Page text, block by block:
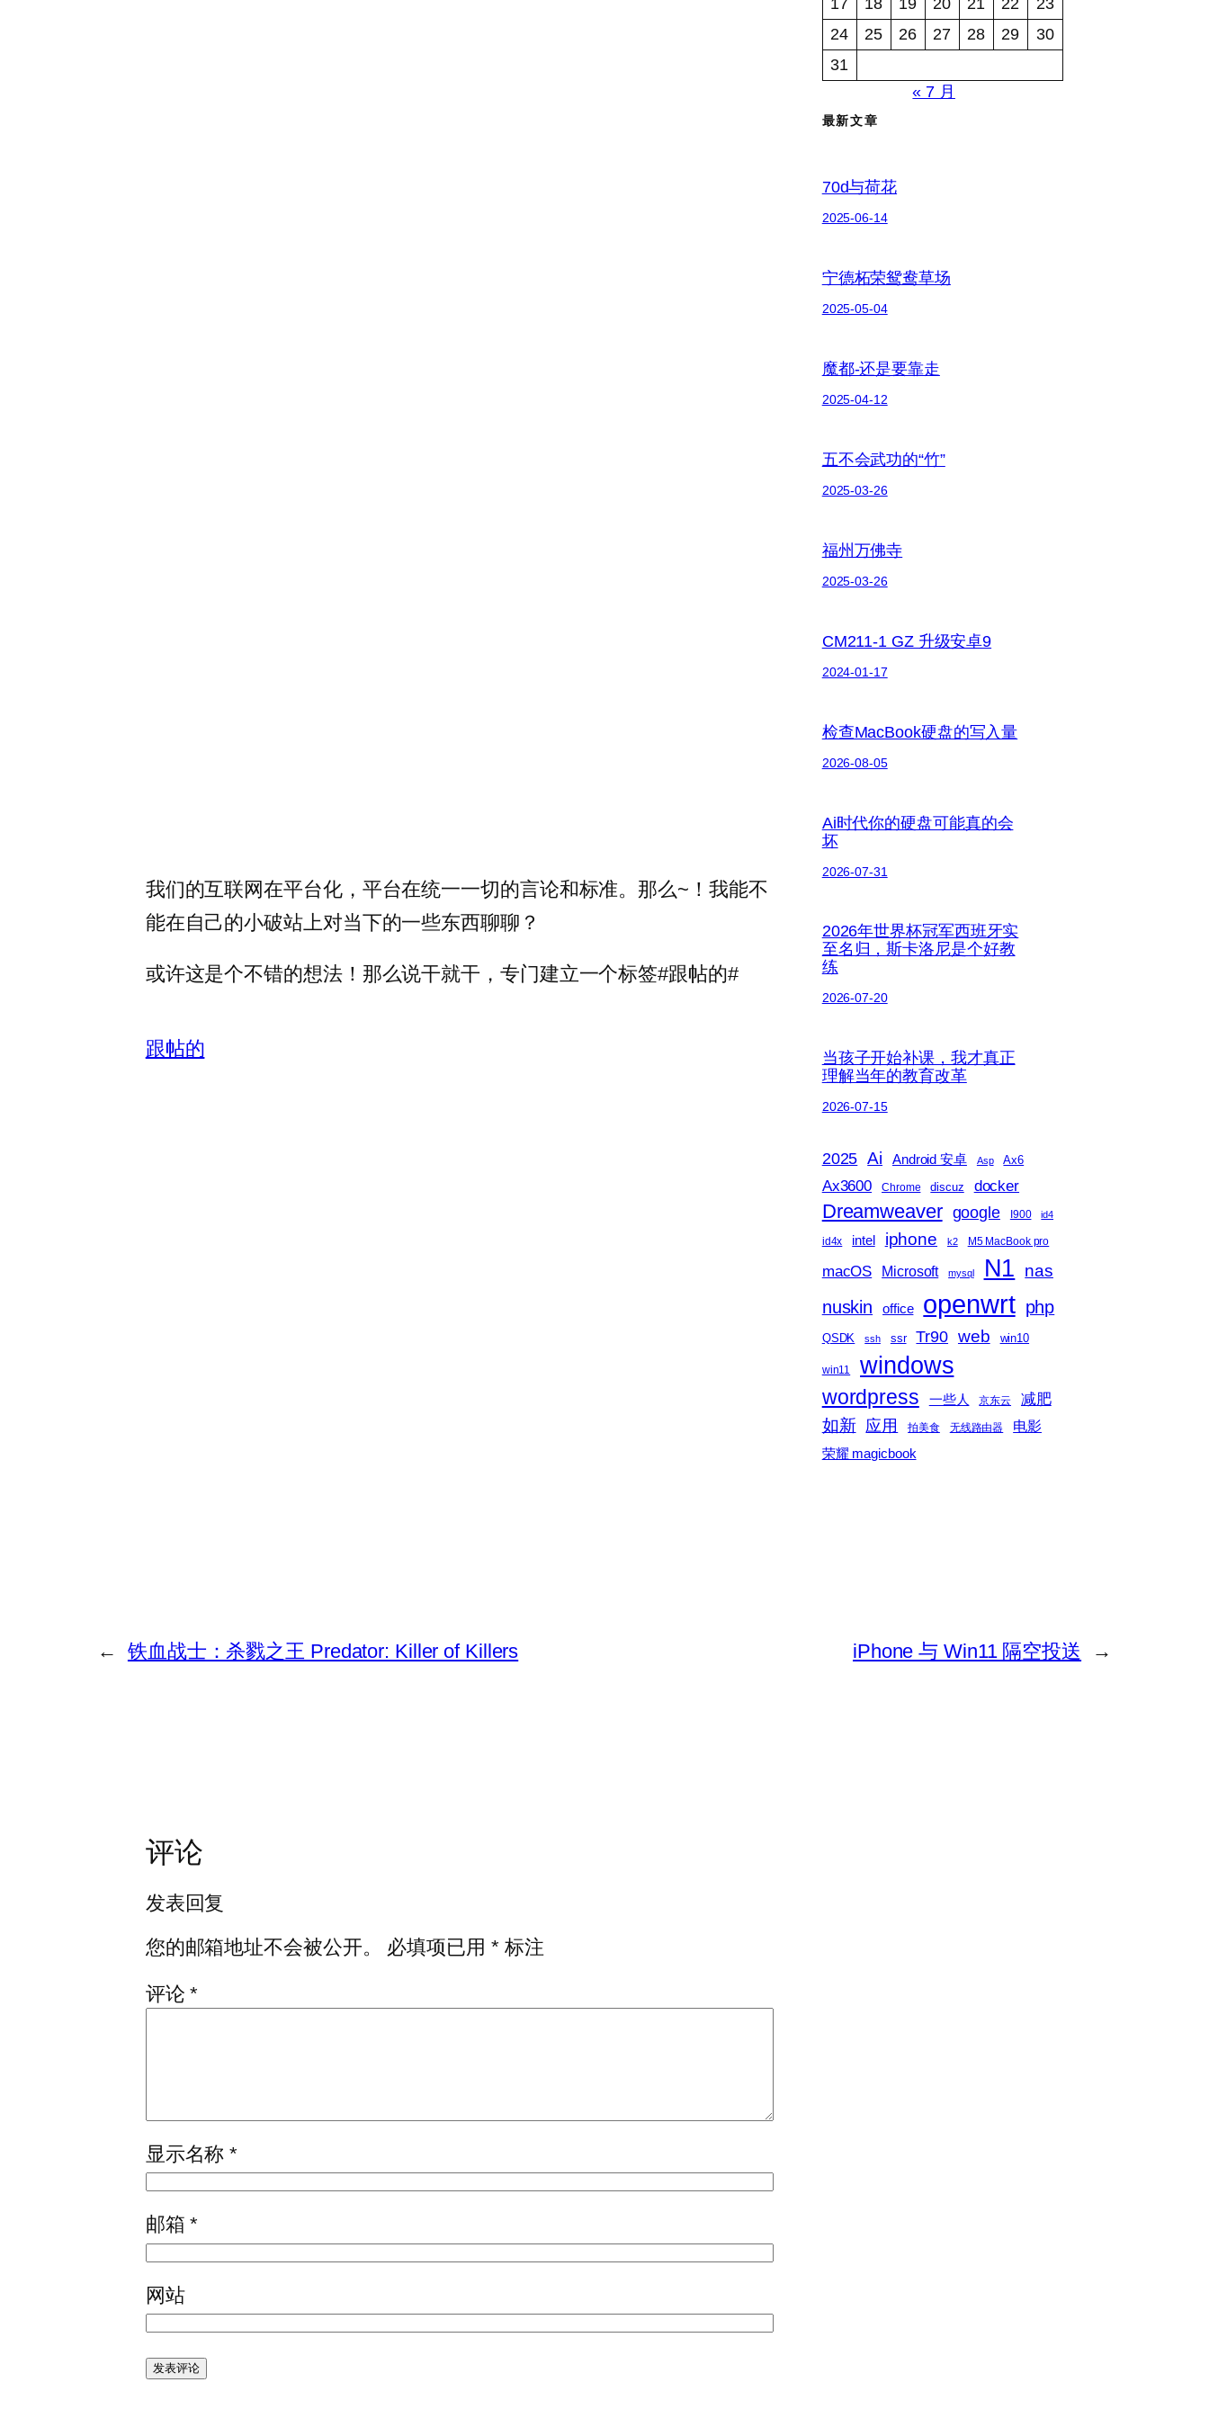
我们的互联网在平台化，平台在统一一切的言论和标准。那么~！我能不
能在自己的小破站上对当下的一些东西聊聊？
或许这是个不错的想法！那么说干就干，专门建立一个标签#跟帖的#
跟帖的
17
18 19 20 21 22
23
24
25 26 27 28 29
30
31
« 7 月
最新文章
70d与荷花
2025-06-14
宁德柘荣鸳鸯草场
2025-05-04
魔都-还是要靠走
2025-04-12
五不会武功的“竹”
2025-03-26
福州万佛寺
2025-03-26
CM211-1 GZ 升级安卓9
2024-01-17
检查MacBook硬盘的写入量
2026-08-05
Ai时代你的硬盘可能真的会
坏
2026-07-31
2026年世界杯冠军西班牙实
至名归，斯卡洛尼是个好教
练
2026-07-20
当孩子开始补课，我才真正
理解当年的教育改革
2026-07-15
2025 Ai Android 安卓 Asp Ax6
Ax3600 Chrome discuz docker
Dreamweaver google I900 id4
id4x intel iphone k2 M5 MacBook pro
macOS Microsoft mysql N1 nas
nuskin
office openwrt php
QSDK ssh ssr Tr90 web win10
win11 windows
wordpress 一些人 京东云 减肥
如新 应用 拍美食 无线路由器 电影
荣耀 magicbook
← 铁血战士：杀戮之王 Predator: Killer of Killers iPhone 与 Win11 隔空投送 →
评论
发表回复
您的邮箱地址不会被公开。
必填项已用 * 标注
评论*
显示名称*
邮箱*
网站